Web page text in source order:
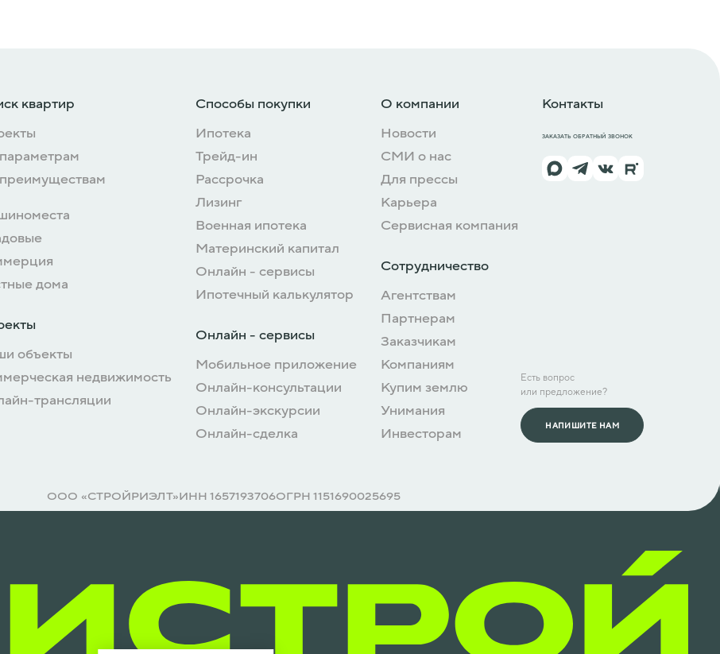
квартир
дома
объекты
недвижимость
трансляции
Способы покупки
Ипотека
Трейд-ин
Рассрочка
Лизинг
Военная ипотека
Материнский капитал
Онлайн - сервисы
Ипотечный калькулятор
Онлайн - сервисы
Мобильное приложение
Онлайн-консультации
Онлайн-экскурсии
Онлайн-сделка
О компании
Новости
СМИ о нас
Для прессы
Карьера
Сервисная компания
Сотрудничество
Агентствам
Партнерам
Заказчикам
Компаниям
Купим землю
Унимания
Инвесторам
Контакты
ЗАКАЗАТЬ ОБРАТНЫЙ ЗВОНОК
Есть вопрос
или предложение?
НАПИШИТЕ НАМ
ООО «СТРОЙРИЭЛТ»ИНН 1657193706ОГРН 1151690025695